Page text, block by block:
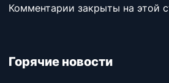
Комментарии закрыты на этой
Горячие новости